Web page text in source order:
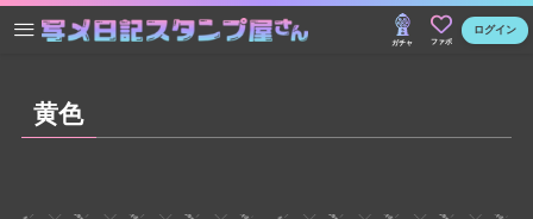
ガチャ ファボ
ログイン
黄色